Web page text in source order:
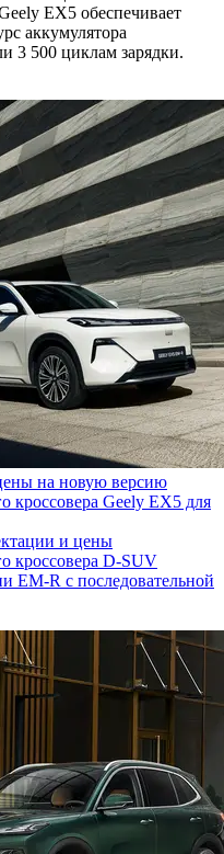
EX5 обеспечивает
аккумулятора
3 500 циклам зарядки.
на новую версию
кроссовера Geely EX5 для
и цены
кроссовера D-SUV
EM-R с последовательной